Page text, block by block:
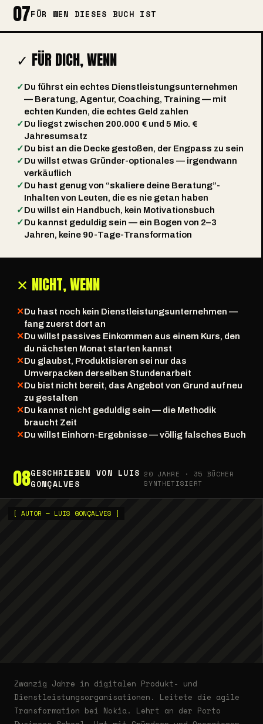
07FÜR WEN DIESES BUCH IST
✓ FÜR DICH, WENN
✓Du führst ein echtes Dienstleistungsunternehmen
— Beratung, Agentur, Coaching, Training — mit
echten Kunden, die echtes Geld zahlen
✓Du liegst zwischen 200.000 € und 5 Mio. €
Jahresumsatz
✓Du bist an die Decke gestoßen, der Engpass zu sein
✓Du willst etwas Gründer-optionales — irgendwann
verkäuflich
✓Du hast genug von “skaliere deine Beratung”-
Inhalten von Leuten, die es nie getan haben
✓Du willst ein Handbuch, kein Motivationsbuch
✓Du kannst geduldig sein — ein Bogen von 2–3
Jahren, keine 90-Tage-Transformation
✕ NICHT, WENN
✕Du hast noch kein Dienstleistungsunternehmen —
fang zuerst dort an
✕Du willst passives Einkommen aus einem Kurs, den
du nächsten Monat starten kannst
✕Du glaubst, Produktisieren sei nur das
Umverpacken derselben Stundenarbeit
✕Du bist nicht bereit, das Angebot von Grund auf neu
zu gestalten
✕Du kannst nicht geduldig sein — die Methodik
braucht Zeit
✕Du willst Einhorn-Ergebnisse — völlig falsches Buch
08GESCHRIEBEN VON LUIS
GONÇALVES
20 JAHRE · 35 BÜCHER
SYNTHETISIERT
[ AUTOR — LUIS GONÇALVES ]
Zwanzig Jahre in digitalen Produkt- und
Dienstleistungsorganisationen. Leitete die agile
Transformation bei Nokia. Lehrt an der Porto